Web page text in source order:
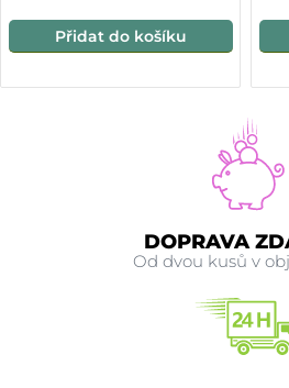
Přidat do košíku
DOPRAVA
Od dvou kusů v